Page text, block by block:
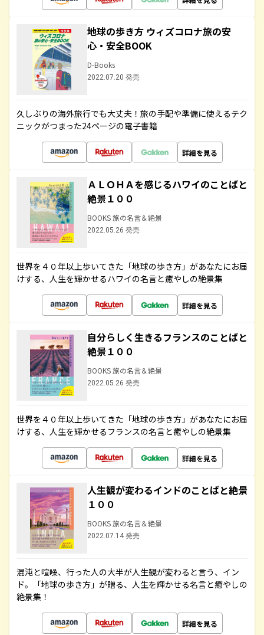
地球の歩き方 ウィズコロナ旅の安
心・安全BOOK
D-Books
2022.07.20 発売
久しぶりの海外旅行でも大丈夫！旅の手配や準備に使えるテク
ニックがつまった24ページの電子書籍
詳細を見る
ＡＬＯＨＡを感じるハワイのことばと
絶景１００
BOOKS 旅の名言＆絶景
2022.05.26 発売
世界を４０年以上歩いてきた「地球の歩き方」があなたにお届
けする、人生を輝かせるハワイの名言と癒やしの絶景集
詳細を見る
自分らしく生きるフランスのことばと
絶景１００
BOOKS 旅の名言＆絶景
2022.05.26 発売
世界を４０年以上歩いてきた「地球の歩き方」があなたにお届
けする、人生を輝かせるフランスの名言と癒やしの絶景集
詳細を見る
人生観が変わるインドのことばと絶景
１００
BOOKS 旅の名言＆絶景
2022.07.14 発売
混沌と喧噪、行った人の大半が人生観が変わると言う、イン
ド。「地球の歩き方」が贈る、人生を輝かせる名言と癒やしの
絶景集！
詳細を見る